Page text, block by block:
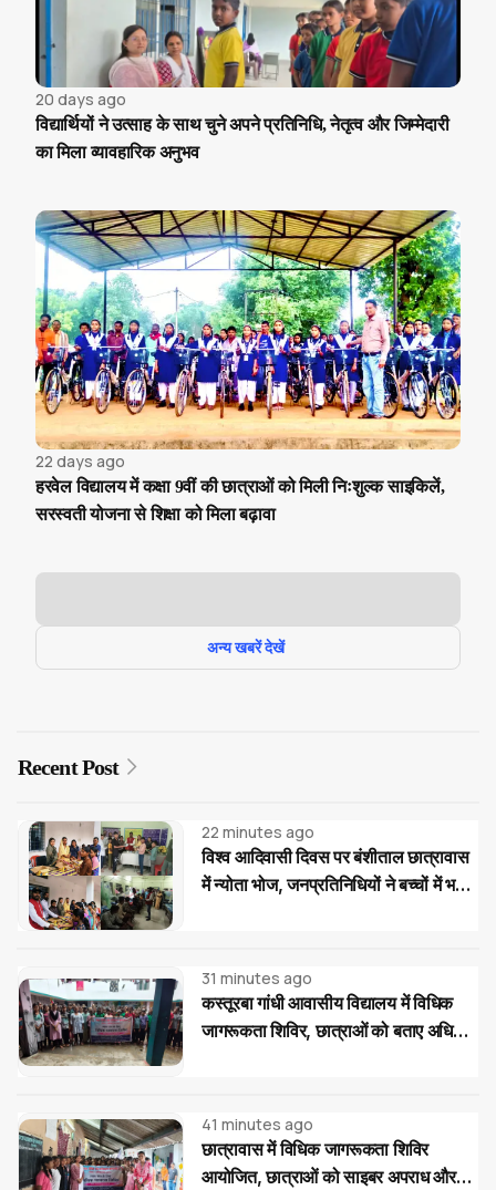
20 days ago
विद्यार्थियों ने उत्साह के साथ चुने अपने प्रतिनिधि, नेतृत्व और जिम्मेदारी
का मिला व्यावहारिक अनुभव
22 days ago
हरवेल विद्यालय में कक्षा 9वीं की छात्राओं को मिली निःशुल्क साइकिलें,
सरस्वती योजना से शिक्षा को मिला बढ़ावा
अन्य खबरें देखें
Recent Post
22 minutes ago
विश्व आदिवासी दिवस पर बंशीताल छात्रावास
में न्योता भोज, जनप्रतिनिधियों ने बच्चों में भरी
31 minutes ago
कस्तूरबा गांधी आवासीय विद्यालय में विधिक
जागरूकता शिविर, छात्राओं को बताए अधिकार
41 minutes ago
छात्रावास में विधिक जागरूकता शिविर
आयोजित, छात्राओं को साइबर अपराध और